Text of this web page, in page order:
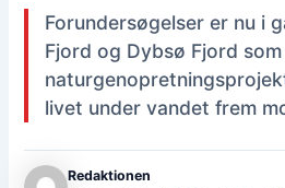
Forundersøgelser er nu i
Fjord og Dybsø Fjord
livet under vandet frem
Redaktionen